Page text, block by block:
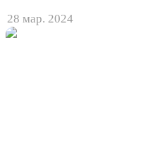
28 мар. 2024